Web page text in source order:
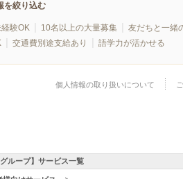
を絞り込む
験OK 10名以上の大量募集 友だちと一緒
交通費別途支給あり 語学力が活かせる
個人情報の取り扱いについて
グループ】サービス一覧